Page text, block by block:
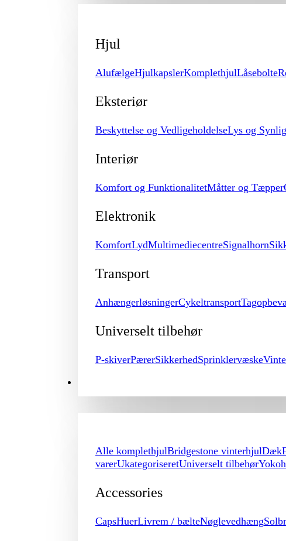
Hjul
AlufælgeHjulkapslerKomplethjulLåsebolte
Eksteriør
Beskyttelse og VedligeholdelseLys og
Interiør
Komfort og FunktionalitetMåtter og Tæpper
Elektronik
KomfortLydMultimediecentreSignalhorn
Transport
AnhængerløsningerCykeltransport
Universelt tilbehør
P-skiverPærerSikkerhedSprinklervæske
Alle komplethjulBridgestone vinterhjulDæk
varerUkategoriseretUniverselt tilbehør
Accessories
CapsHuerLivrem / bælteNøglevedhæng